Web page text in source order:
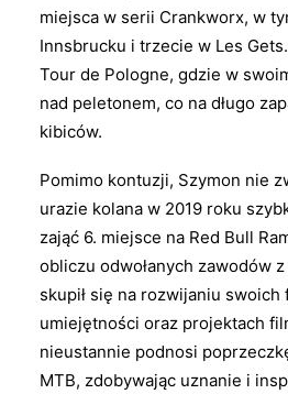
miejsca w serii Crankworx, w
Innsbrucku i trzecie w Les Gets.
Tour de Pologne, gdzie w
nad peletonem, co na długo
kibiców.
Pomimo kontuzji, Szymon nie
urazie kolana w 2019 roku
zająć 6. miejsce na Red Bull
obliczu odwołanych zawodów
skupił się na rozwijaniu swoich
umiejętności oraz projektach
nieustannie podnosi
MTB, zdobywając uznanie i